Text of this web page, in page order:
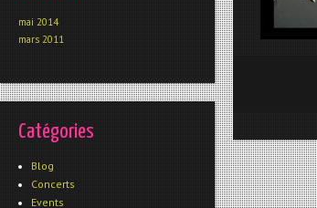
mai 2014
mars 2011
Catégories
Blog
Concerts
Events